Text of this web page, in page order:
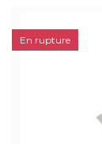
En rupture